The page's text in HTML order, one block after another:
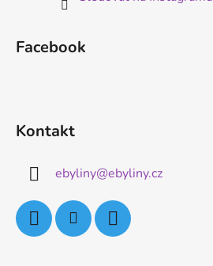
Facebook
Kontakt
ebyliny@ebyliny.cz